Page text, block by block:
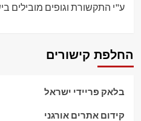
ע"י התקשורת וגופים מובילים
החלפת קישורים
בלאק פריידי ישראל
קידום אתרים אורגני